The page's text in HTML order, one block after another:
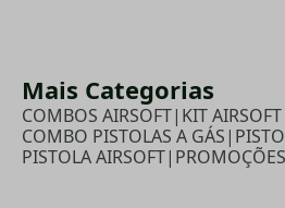
Mais Categorias
COMBOS AIRSOFT| KIT
COMBO PISTOLAS A GÁS|
PISTOLA AIRSOFT| PROMOÇÕES